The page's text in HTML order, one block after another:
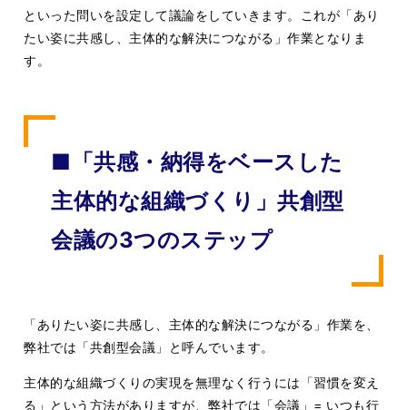
といった問いを設定して議論をしていきます。これが「あり
たい姿に共感し、主体的な解決につながる」作業となりま
す。
■「共感・納得をベースした
主体的な組織づくり」共創型
会議の3つのステップ
「ありたい姿に共感し、主体的な解決につながる」作業を、
弊社では「共創型会議」と呼んでいます。
主体的な組織づくりの実現を無理なく行うには「習慣を変え
る」という方法がありますが、弊社では「会議」= いつも行